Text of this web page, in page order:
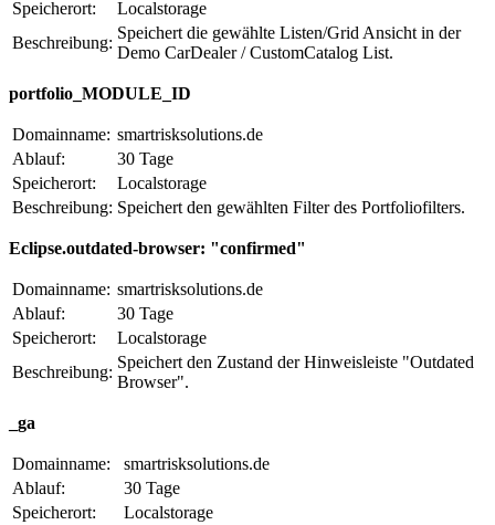
Speicherort:
Localstorage
Beschreibung:
Speichert die gewählte Listen/Grid Ansicht in der
Demo CarDealer / CustomCatalog List.
portfolio_MODULE_ID
Domainname: smartrisksolutions.de
Ablauf:
30 Tage
Speicherort:
Localstorage
Beschreibung: Speichert den gewählten Filter des Portfoliofilters.
Eclipse.outdated-browser: "confirmed"
Domainname: smartrisksolutions.de
Ablauf:
30 Tage
Speicherort:
Localstorage
Beschreibung:
Speichert den Zustand der Hinweisleiste "Outdated
Browser".
_ga
Domainname:
smartrisksolutions.de
Ablauf:
30 Tage
Speicherort:
Localstorage